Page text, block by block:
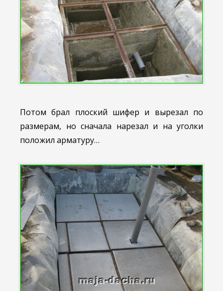
Потом брал плоский шифер и вырезал по
размерам, но сначала нарезал и на уголки
положил арматуру…